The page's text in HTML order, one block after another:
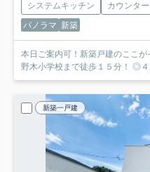
システムキッチン
カウンタ
パノラマ 新築
本日ご案内可！新築戸建のここ
野木小学校まで徒歩１５分！ ◎
新築一戸建